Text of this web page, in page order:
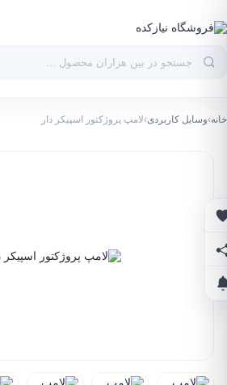
خانه›وسایل کاربردی›لامپ پروژکتور اسپیکر دار
علاقه‌مندی‌ها
اشتراک‌گذاری
اطلاع از تخفیف